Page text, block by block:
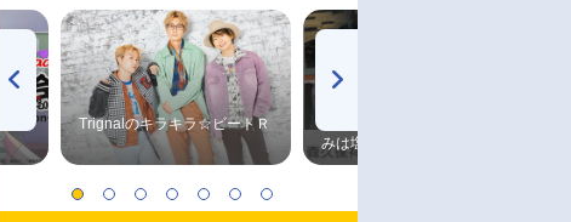
Trignalのキラキラ☆ビートＲ
みは塩だけ